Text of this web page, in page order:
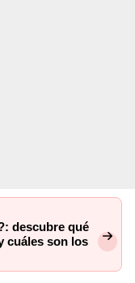
descubre qué
cuáles son los